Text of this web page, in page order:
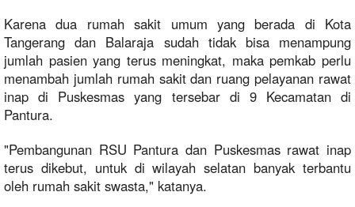
Karena dua rumah sakit umum yang berada di Kota
Tangerang dan Balaraja sudah tidak bisa menampung
jumlah pasien yang terus meningkat, maka pemkab perlu
menambah jumlah rumah sakit dan ruang pelayanan rawat
inap di Puskesmas yang tersebar di 9 Kecamatan di
Pantura.
"Pembangunan RSU Pantura dan Puskesmas rawat inap
terus dikebut, untuk di wilayah selatan banyak terbantu
oleh rumah sakit swasta," katanya.